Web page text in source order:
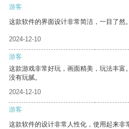
游客
这款软件的界面设计非常简洁，一目了然。
2024-12-10
游客
这款游戏非常好玩，画面精美，玩法丰富
没有玩腻。
2024-12-10
游客
这款软件的设计非常人性化，使用起来非